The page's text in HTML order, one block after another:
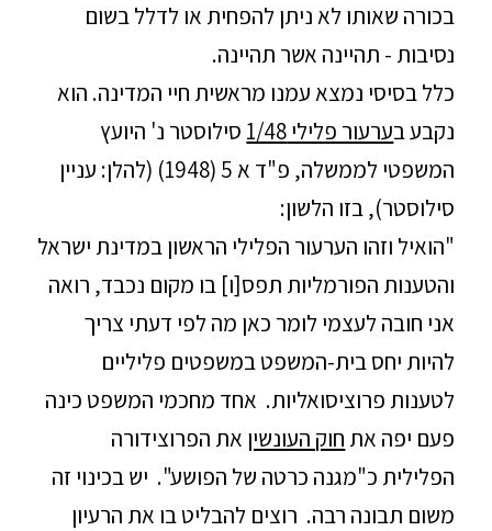
בכורה שאותו לא ניתן להפחית או לדלל בשום
נסיבות - תהיינה אשר תהיינה.
כלל בסיסי נמצא עמנו מראשית חיי המדינה. הוא
נקבע בערעור פלילי 1/48
סילוסטר נ' היועץ
המשפטי לממשלה, פ"ד א 5 (1948) (להלן: עניין
סילוסטר), בזו הלשון:
"הואיל וזהו הערעור הפלילי הראשון במדינת ישראל
והטענות הפורמליות תפס[ו] בו מקום נכבד, רואה
אני חובה לעצמי לומר כאן מה לפי דעתי צריך
להיות יחס בית-המשפט במשפטים פליליים
לטענות פרוציסואליות. אחד מחכמי המשפט כינה
פעם יפה אתחוק העונשין את הפרוצידורה
הפלילית כ"מגנה כרטה של הפושע". יש בכינוי זה
משום תבונה רבה. רוצים להבליט בו את הרעיון